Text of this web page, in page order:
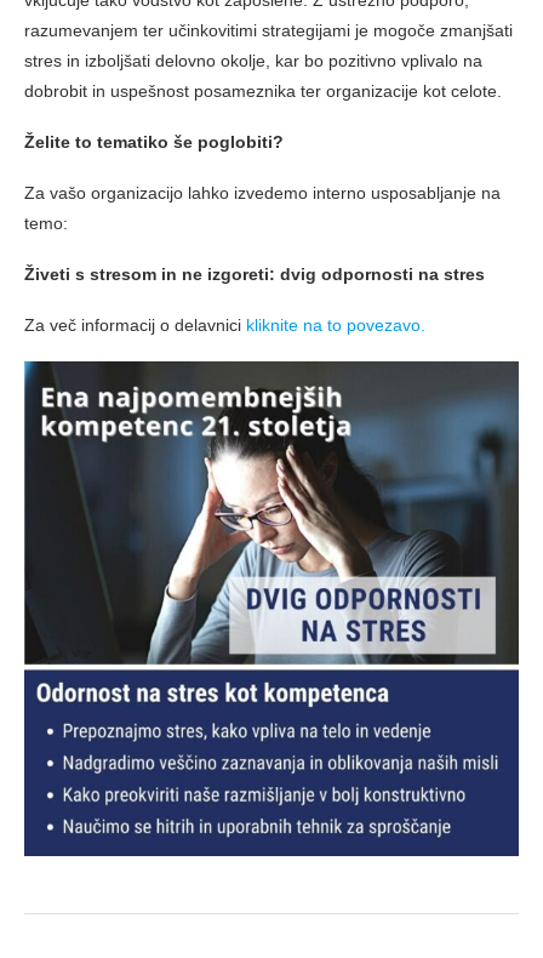
razumevanjem ter učinkovitimi strategijami je mogoče zmanjšati
stres in izboljšati delovno okolje, kar bo pozitivno vplivalo na
dobrobit in uspešnost posameznika ter organizacije kot celote.
Želite to tematiko še poglobiti?
Za vašo organizacijo lahko izvedemo interno usposabljanje na
temo:
Živeti s stresom in ne izgoreti: dvig odpornosti na stres
Za več informacij o delavnici kliknite na to povezavo.